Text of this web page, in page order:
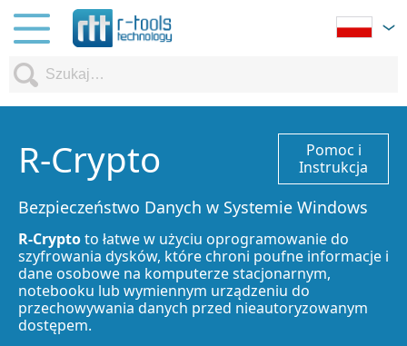
R-Crypto
Pomoc i
Instrukcja
Bezpieczeństwo Danych w Systemie Windows
R-Cryptoto łatwe w użyciu oprogramowanie do
szyfrowania dysków, które chroni poufne informacje i
dane osobowe na komputerze stacjonarnym,
notebooku lub wymiennym urządzeniu do
przechowywania danych przed nieautoryzowanym
dostępem.